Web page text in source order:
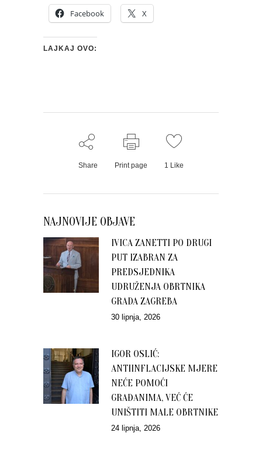
Facebook X
LAJKAJ OVO:
Share Print page 1 Like
NAJNOVIJE OBJAVE
IVICA ZANETTI PO DRUGI
PUT IZABRAN ZA
PREDSJEDNIKA
UDRUŽENJA OBRTNIKA
GRADA ZAGREBA
30 lipnja, 2026
IGOR OSLIĆ:
ANTIINFLACIJSKE MJERE
NEĆE POMOĆI
GRAĐANIMA, VEĆ ĆE
UNIŠTITI MALE OBRTNIKE
24 lipnja, 2026